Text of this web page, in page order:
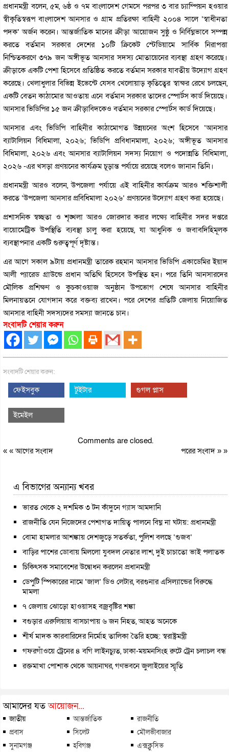
প্রধানমন্ত্রী বলেন, ৫ম, ৬ষ্ঠ ও ৭ম বাংলাদেশ গেমসে পরপর ৩ বার চ্যাম্পিয়ন হওয়ার
স্বীকৃতিস্বরূপ বাংলাদেশ আনসার ও গ্রাম প্রতিরক্ষা বাহিনী ২০০৪ সালে ‘স্বাধীনতা
পদক’ অর্জন করেন। আন্তর্জাতিক মানের ক্রীড়া আয়োজন সুষ্ঠু ও নির্বিঘ্নভাবে সম্পন্ন
করতে বর্তমান সরকার দেশের ১০টি ক্রিকেট স্টেডিয়ামে সার্বিক নিরাপত্তা
নিশ্চিতকরণে ৩৭৯ জন অঙ্গীভূত আনসার সদস্য মোতায়েনের ব্যবস্থা গ্রহণ করেছে।
ক্রীড়াকে একটি পেশা হিসেবে প্রতিষ্ঠিত করতে বর্তমান সরকার যাবতীয় উদ্যোগ গ্রহণ
করেছে। খেলাধুলার বিভিন্ন ইভেন্টে যেসব খেলোয়াড় কৃতিত্বের স্বাক্ষর রেখে চলছেন,
একটি বেতন কাঠামোর আওতায় এনে বর্তমান সরকার তাদের স্পোর্টস কার্ড দিয়েছে।
আনসার ভিডিপির ১৫ জন ক্রীড়াবিদকেও বর্তমান সরকার স্পোর্টস কার্ড দিয়েছে।
আনসার এবং ভিডিপি বাহিনীর কাঠামোগত উন্নয়নের অংশ হিসেবে ‘আনসার
ব্যাটালিয়ন বিধিমালা, ২০২৬; ভিডিপি প্রবিধানমালা, ২০২৬; অঙ্গীভূত আনসার
বিধিমালা, ২০২৬ এবং আনসার ব্যাটালিয়ন সদস্য নিয়োগ ও পদোন্নতি বিধিমালা,
২০২৬ -এর খসড়া প্রণয়নের কার্যক্রম চূড়ান্ত পর্যায়ে রয়েছে বলেও জানান তিনি।
প্রধানমন্ত্রী আরও বলেন, উপজেলা পর্যায়ে এই বাহিনীর কার্যক্রম আরও শক্তিশালী
করতে ‘উপজেলা আনসার প্রবিধিমালা ২০২৬’ প্রণয়নের উদ্যোগ গ্রহণ করা হয়েছে।
প্রশাসনিক স্বচ্ছতা ও শৃঙ্খলা আরও জোরদার করার লক্ষ্যে বাহিনীর সদর দপ্তরে
বায়োমেট্রিক উপস্থিতি ব্যবস্থা চালু করা হয়েছে, যা আধুনিক ও জবাবদিহিমূলক
ব্যবস্থাপনার একটি গুরুত্বপূর্ণ দৃষ্টান্ত।
এর আগে সকাল ৯টায় প্রধানমন্ত্রী তারেক রহমান আনসার ভিডিপি একাডেমির ইয়াদ
আলী প্যারেড গ্রাউন্ডে প্রধান অতিথি হিসেবে উপস্থিত হন। পরে তিনি আনসারদের
মৌলিক প্রশিক্ষণ ও কুচকাওয়াজ অনুষ্ঠান উপভোগ শেষে আনসার বাহিনীর
মিলনায়তনে যোগদান করে বক্তব্য রাখেন। পরে দেশের প্রতিটি জেলায় নিয়োজিত
আনসার বাহিনী সদস্যদের সমস্যা জানতে চান।
সংবাদটি শেয়ার করুন
সংবাদটি শেয়ার করুন:
ফেইসবুক টুইটার গুগল প্লাস
ইমেইল
Comments are closed.
« «আগের সংবাদ পরের সংবাদ» »
এ বিভাগের অন্যান্য খবর
ভারত থেকে ২ দশমিক ৩ টন কাঁদুনে গ্যাস আমদানি
রাজনীতি যেন নিজেদের পেশাগত দায়িত্ব পালনে বিঘ্ন না ঘটায়: প্রধানমন্ত্রী
বোমা হামলার আশঙ্কায় দেশজুড়ে সতর্কতা, পুলিশ বলছে ‘গুজব’
বাড়ির পাশের ডোবায় মিললো যুবদল নেতার লাশ, দুই চাচাতো ভাই পলাতক
চিকিৎসক সমাবেশের উদ্বোধন করলেন প্রধানমন্ত্রী
ডেপুটি স্পিকারের নামে ‘জাল’ ডিও লেটার, বরগুনার এসিল্যান্ডের বিরুদ্ধে
মামলা
৭ জেলায় ঝোড়ো হাওয়াসহ বজ্রবৃষ্টির শঙ্কা
বগুড়ার এরুলিয়ায় বাসচাপায় ৬ জন নিহত, আহত অনেকে
শীর্ষ মাদক কারবারিদের নির্মোহ তালিকা তৈরি হচ্ছে: স্বরাষ্ট্রমন্ত্রী
গফরগাঁওয়ে ট্রেনের ৪ বগি লাইনচ্যুত, ঢাকা-ময়মনসিংহ রুটে ট্রেন চলাচল বন্ধ
রক্তমাখা পোশাক থেকে আয়নাঘর, গণভবনে জুলাইয়ের স্মৃতি
আমাদের যতআয়োজন...
জাতীয় আন্তর্জাতিক
রাজনীতি
প্রবাস
সিলেট
মৌলভীবাজার
সুনামগঞ্জ
হবিগঞ্জ এক্সক্লুসিভ